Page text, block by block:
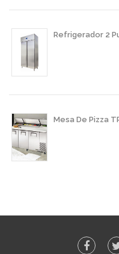
Refrigerador 2
Mesa De Pizza